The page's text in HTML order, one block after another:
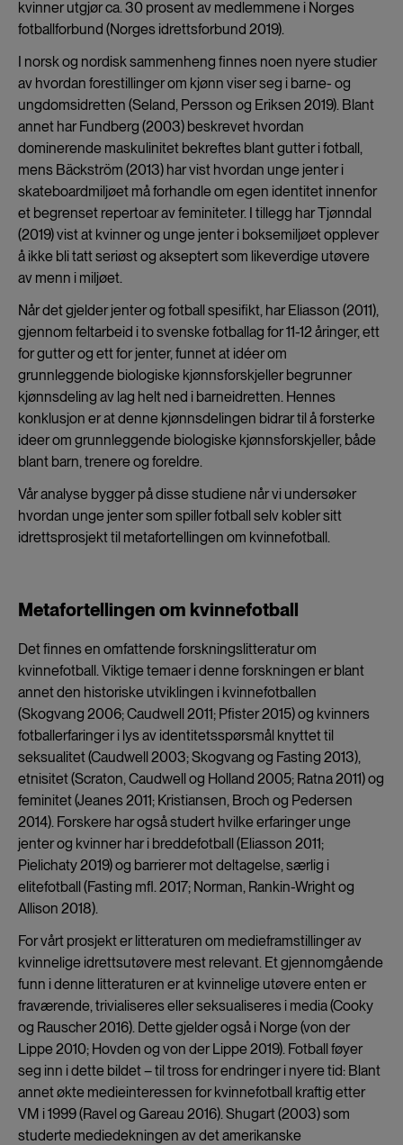
kvinner utgjør ca. 30 prosent av medlemmene i Norges
fotballforbund (Norges idrettsforbund 2019).
I norsk og nordisk sammenheng finnes noen nyere studier
av hvordan forestillinger om kjønn viser seg i barne- og
ungdomsidretten (Seland, Persson og Eriksen 2019). Blant
annet har Fundberg (2003) beskrevet hvordan
dominerende maskulinitet bekreftes blant gutter i fotball,
mens Bäckström (2013) har vist hvordan unge jenter i
skateboardmiljøet må forhandle om egen identitet innenfor
et begrenset repertoar av feminiteter. I tillegg har Tjønndal
(2019) vist at kvinner og unge jenter i boksemiljøet opplever
å ikke bli tatt seriøst og akseptert som likeverdige utøvere
av menn i miljøet.
Når det gjelder jenter og fotball spesifikt, har Eliasson (2011),
gjennom feltarbeid i to svenske fotballag for 11-12 åringer, ett
for gutter og ett for jenter, funnet at idéer om
grunnleggende biologiske kjønnsforskjeller begrunner
kjønnsdeling av lag helt ned i barneidretten. Hennes
konklusjon er at denne kjønnsdelingen bidrar til å forsterke
ideer om grunnleggende biologiske kjønnsforskjeller, både
blant barn, trenere og foreldre.
Vår analyse bygger på disse studiene når vi undersøker
hvordan unge jenter som spiller fotball selv kobler sitt
idrettsprosjekt til metafortellingen om kvinnefotball.
Metafortellingen om kvinnefotball
Det finnes en omfattende forskningslitteratur om
kvinnefotball. Viktige temaer i denne forskningen er blant
annet den historiske utviklingen i kvinnefotballen
(Skogvang 2006; Caudwell 2011; Pfister 2015) og kvinners
fotballerfaringer i lys av identitetsspørsmål knyttet til
seksualitet (Caudwell 2003; Skogvang og Fasting 2013),
etnisitet (Scraton, Caudwell og Holland 2005; Ratna 2011) og
feminitet (Jeanes 2011; Kristiansen, Broch og Pedersen
2014). Forskere har også studert hvilke erfaringer unge
jenter og kvinner har i breddefotball (Eliasson 2011;
Pielichaty 2019) og barrierer mot deltagelse, særlig i
elitefotball (Fasting mfl. 2017; Norman, Rankin-Wright og
Allison 2018).
For vårt prosjekt er litteraturen om medieframstillinger av
kvinnelige idrettsutøvere mest relevant. Et gjennomgående
funn i denne litteraturen er at kvinnelige utøvere enten er
fraværende, trivialiseres eller seksualiseres i media (Cooky
og Rauscher 2016). Dette gjelder også i Norge (von der
Lippe 2010; Hovden og von der Lippe 2019). Fotball føyer
seg inn i dette bildet – til tross for endringer i nyere tid: Blant
annet økte medieinteressen for kvinnefotball kraftig etter
VM i 1999 (Ravel og Gareau 2016). Shugart (2003) som
studerte mediedekningen av det amerikanske